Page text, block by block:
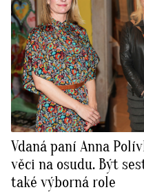
Vdaná paní Anna
věci na osudu. Být
také výborná role